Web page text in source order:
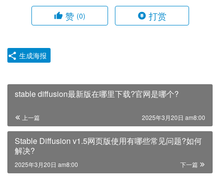
赞 (0) 打赏
生成海报
stable diffusion最新版在哪里下载?官网是哪个?
上一篇 2025年3月20日 am8:00
Stable Diffusion v1.5网页版使用有哪些常见问题?如何
解决?
下一篇
2025年3月20日 am8:00